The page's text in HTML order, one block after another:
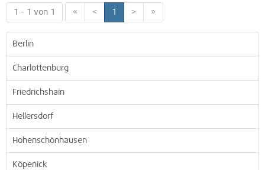
1 - 1 von 1 « < 1 > »
Berlin
Charlottenburg
Friedrichshain
Hellersdorf
Hohenschönhausen
Köpenick